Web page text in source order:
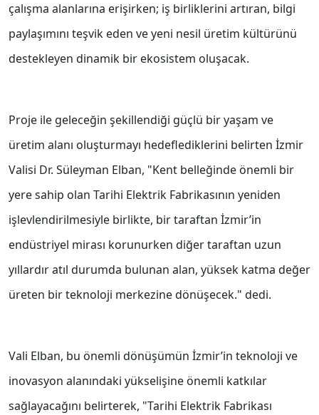
çalışma alanlarına erişirken; iş birliklerini artıran, bilgi
paylaşımını teşvik eden ve yeni nesil üretim kültürünü
destekleyen dinamik bir ekosistem oluşacak.
Proje ile geleceğin şekillendiği güçlü bir yaşam ve
üretim alanı oluşturmayı hedeflediklerini belirten İzmir
Valisi Dr. Süleyman Elban, "Kent belleğinde önemli bir
yere sahip olan Tarihi Elektrik Fabrikasının yeniden
işlevlendirilmesiyle birlikte, bir taraftan İzmir’in
endüstriyel mirası korunurken diğer taraftan uzun
yıllardır atıl durumda bulunan alan, yüksek katma değer
üreten bir teknoloji merkezine dönüşecek." dedi.
Vali Elban, bu önemli dönüşümün İzmir’in teknoloji ve
inovasyon alanındaki yükselişine önemli katkılar
sağlayacağını belirterek, "Tarihi Elektrik Fabrikası